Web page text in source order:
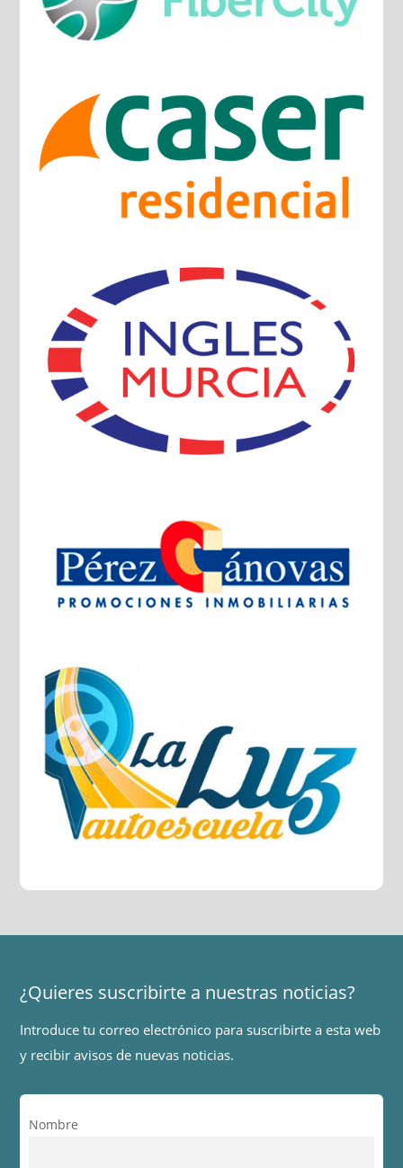
¿Quieres suscribirte a nuestras noticias?
Introduce tu correo electrónico para suscribirte a esta web
y recibir avisos de nuevas noticias.
Nombre